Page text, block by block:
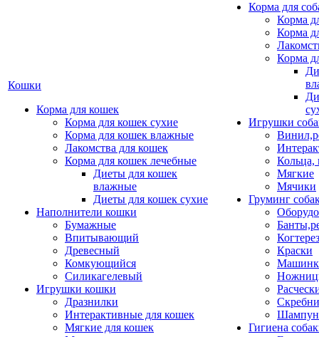
Кошки
Корма для кошек
Корма для кошек сухие
Корма для кошек влажные
Лакомства для кошек
Корма для кошек лечебные
Диеты для кошек
влажные
Диеты для кошек сухие
Наполнители кошки
Бумажные
Впитывающий
Древесный
Комкующийся
Силикагелевый
Игрушки кошки
Дразнилки
Интерактивные для кошек
Мягкие для кошек
Корма для
Корма
Корма
Корма
Игрушки
Кольца,
Мягкие
Мячики
Груминг
Краски
Гигиена